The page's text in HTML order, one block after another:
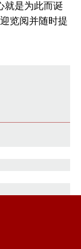
就是为此而诞
览阅并随时提